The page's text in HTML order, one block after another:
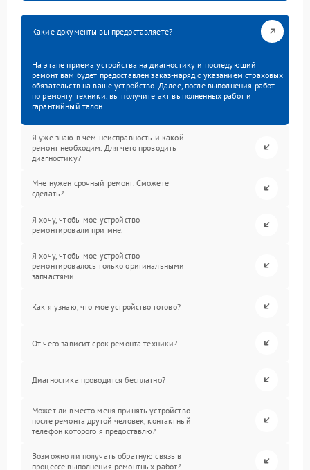
Какие документы вы предоставляете?
На этапе приема устройства на диагностику и последующий
ремонт вам будет предоставлен заказ-наряд с указанием страховых
обязательств на ваше устройство. Далее, после выполнения работ
по ремонту техники, вы получите акт выполненных работ и
гарантийный талон.
Я уже знаю в чем неисправность и какой
ремонт необходим. Для чего проводить
диагностику?
Мне нужен срочный ремонт. Сможете
сделать?
Я хочу, чтобы мое устройство
ремонтировали при мне.
Я хочу, чтобы мое устройство
ремонтировалось только оригинальными
запчастями.
Как я узнаю, что мое устройство готово?
От чего зависит срок ремонта техники?
Диагностика проводится бесплатно?
Может ли вместо меня принять устройство
после ремонта другой человек, контактный
телефон которого я предоставлю?
Возможно ли получать обратную связь в
процессе выполнения ремонтных работ?